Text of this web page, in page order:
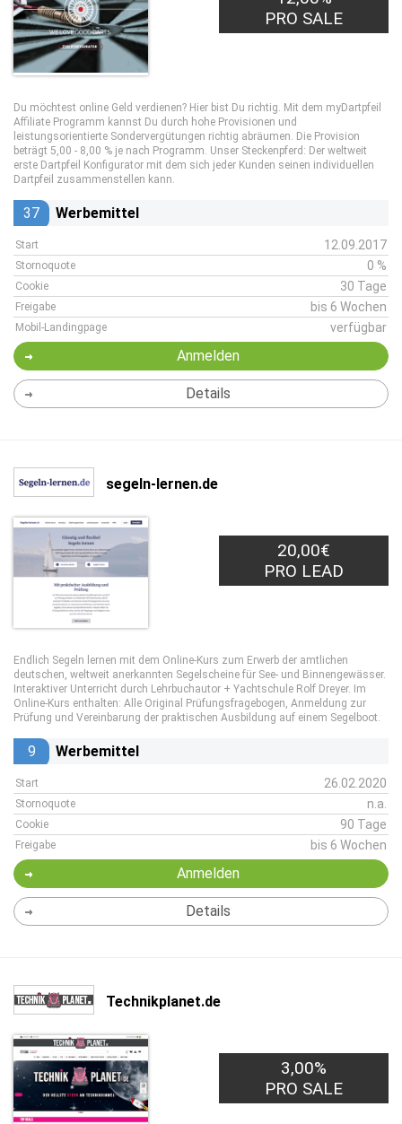
PRO SALE
Du möchtest online Geld verdienen? Hier bist Du richtig. Mit dem myDartpfeil
Affiliate Programm kannst Du durch hohe Provisionen und
leistungsorientierte Sondervergütungen richtig abräumen. Die Provision
beträgt 5,00 - 8,00 % je nach Programm. Unser Steckenpferd: Der weltweit
erste Dartpfeil Konfigurator mit dem sich jeder Kunden seinen individuellen
Dartpfeil zusammenstellen kann.
37 Werbemittel
Start 12.09.2017
Stornoquote 0 %
Cookie 30 Tage
Freigabe bis 6 Wochen
Mobil-Landingpage verfügbar
Anmelden
Details
segeln-lernen.de
20,00€
PRO LEAD
Endlich Segeln lernen mit dem Online-Kurs zum Erwerb der amtlichen
deutschen, weltweit anerkannten Segelscheine für See- und Binnengewässer.
Interaktiver Unterricht durch Lehrbuchautor + Yachtschule Rolf Dreyer. Im
Online-Kurs enthalten: Alle Original Prüfungsfragebogen, Anmeldung zur
Prüfung und Vereinbarung der praktischen Ausbildung auf einem Segelboot.
9 Werbemittel
Start 26.02.2020
Stornoquote n.a.
Cookie 90 Tage
Freigabe bis 6 Wochen
Anmelden
Details
Technikplanet.de
3,00%
PRO SALE